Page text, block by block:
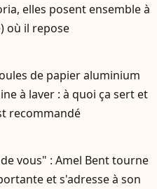
elles posent ensemble à
où il repose
de papier aluminium
à laver : à quoi ça sert et
recommandé
vous" : Amel Bent tourne
et s'adresse à son